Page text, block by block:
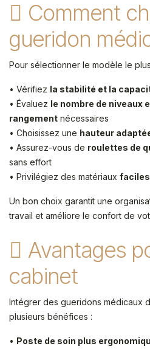
Comment
gueridon
Pour sélectionner le modèle le
• Vérifiez la stabilité et la
• Évaluez le nombre de niveaux
rangement nécessaires
• Choisissez une hauteur
• Assurez-vous de roulettes de
sans effort
• Privilégiez des matériaux
Un bon choix garantit une
travail et améliore le confort de
Avantages
cabinet
Intégrer des gueridons médicaux
plusieurs bénéfices :
• Poste de soin plus